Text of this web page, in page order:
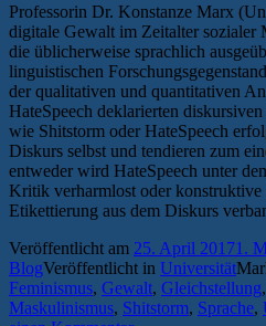
Professorin Dr. Konstanze Marx
digitale Gewalt im Zeitalter sozialer
die üblicherweise sprachlich
linguistischen
der qualitativen und quantitativen
HateSpeech deklarierten
wie Shitstorm oder HateSpeech
Diskurs selbst und tendieren zum
entweder wird HateSpeech unter
Kritik verharmlost oder
Etikettierung aus dem Diskurs
Veröffentlicht am 25. April 20171.
BlogVeröffentlicht in Universität
Feminismus, Gewalt, Gleichstellung,
Maskulinismus, Shitstorm, Sprache,